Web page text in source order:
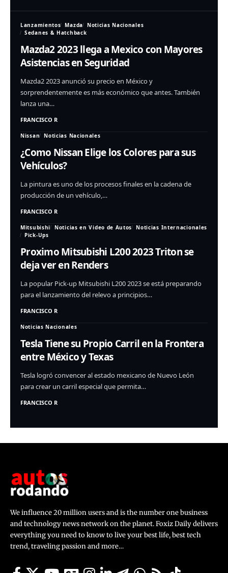
Lanzamientos Mazda
Noticias Nacionales
Sedanes & Hatchback
Mazda2 2023 llega a Mexico con Mayores
Asistencias en Seguridad
Mazda2 2023 anunció su precio en México y
sorprendentemente es más económico que antes. También
lanza una…
FRANCISCO R
Nissan Noticias Nacionales
¿Como Nissan Elige los Colores para sus
Vehículos?
La pintura es uno de los procesos finales en la cadena de
producción de un vehículo,…
FRANCISCO R
Mitsubishi Noticias en Video de Autos
Noticias Internacionales
Pick-Ups
Proximo Mitsubishi L200 2023 Triton se
deja ver en Renders
La popular Pick-up Mitsubishi L200 2023 se está preparando
para el lanzamiento del relevo a principios…
FRANCISCO R
Noticias Nacionales
Tesla Tiene su Propio Carril en la Frontera
entre México y Texas
Tesla logró convencer al estado mexicano de Nuevo León
para crear un carril especial que permita…
FRANCISCO R
We influence 20 million users and is the number one business
and technology news network on the planet. Foxiz Daily delivers
everything you need to know to live your best life, best tech
trend, traveling passion and more…